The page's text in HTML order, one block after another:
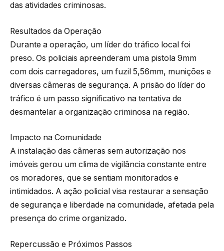
das atividades criminosas.
Resultados da Operação
Durante a operação, um líder do tráfico local foi
preso. Os policiais apreenderam uma pistola 9mm
com dois carregadores, um fuzil 5,56mm, munições e
diversas câmeras de segurança. A prisão do líder do
tráfico é um passo significativo na tentativa de
desmantelar a organização criminosa na região.
Impacto na Comunidade
A instalação das câmeras sem autorização nos
imóveis gerou um clima de vigilância constante entre
os moradores, que se sentiam monitorados e
intimidados. A ação policial visa restaurar a sensação
de segurança e liberdade na comunidade, afetada pela
presença do crime organizado.
Repercussão e Próximos Passos